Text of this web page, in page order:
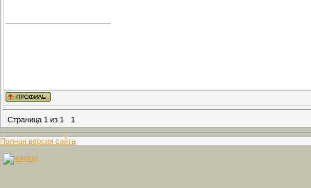
Страница 1 из 1 1
Полная версия сайта